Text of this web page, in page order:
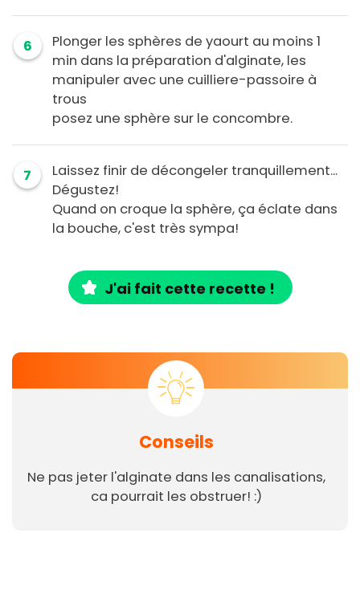
6
Plonger les sphères de yaourt au moins 1
min dans la préparation d'alginate, les
manipuler avec une cuilliere-passoire à
trous
posez une sphère sur le concombre.
7
Laissez finir de décongeler tranquillement...
Dégustez!
Quand on croque la sphère, ça éclate dans
la bouche, c'est très sympa!
J'ai fait cette recette !
Conseils
Ne pas jeter l'alginate dans les canalisations,
ca pourrait les obstruer! :)